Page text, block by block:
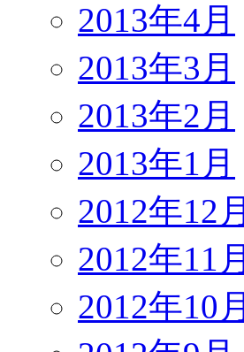
2013年4月
2013年3月
2013年2月
2013年1月
2012年12月
2012年11月
2012年10月